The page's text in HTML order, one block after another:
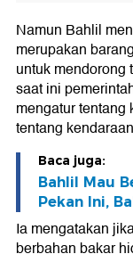
Namun Bahlil
merupakan
untuk mendorong
saat ini
mengatur
tentang
Baca juga:
Bahlil Mau
Pekan Ini,
Ia mengatakan
berbahan bakar